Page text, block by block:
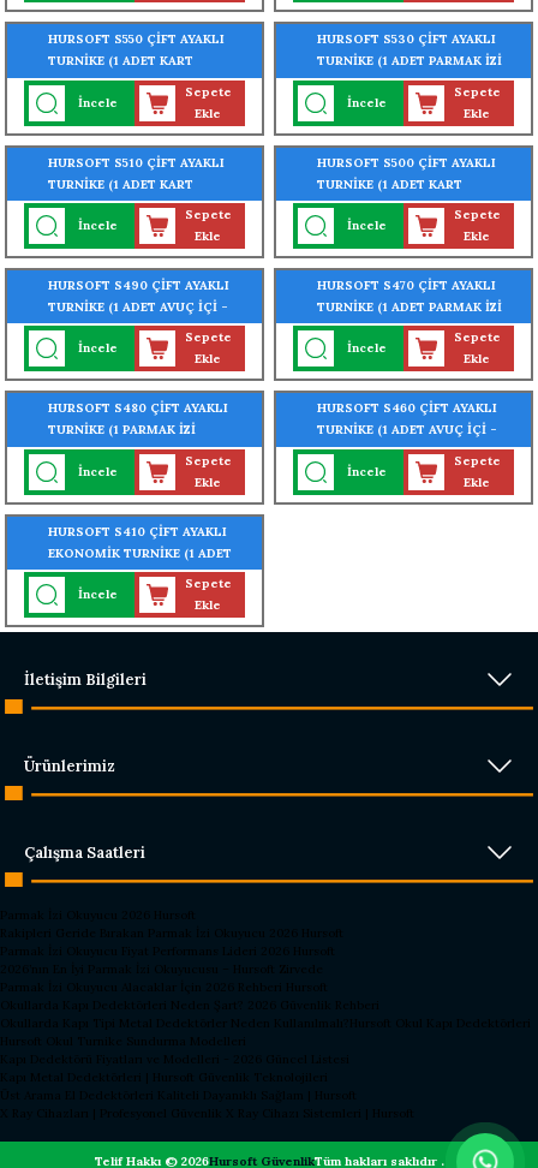
HURSOFT S550 ÇİFT AYAKLI
TURNİKE (1 ADET KART
OKUYUCU TURNİKEYE
MONTELİ)
İncele
Sepete
Ekle
HURSOFT S530 ÇİFT AYAKLI
TURNİKE (1 ADET PARMAK İZİ
OKUYUCU TURNİKEYE
MONTELİ)
İncele
Sepete
Ekle
HURSOFT S510 ÇİFT AYAKLI
TURNİKE (1 ADET KART
OKUYUCU TURNİKEYE
MONTELİ)
İncele
Sepete
Ekle
HURSOFT S500 ÇİFT AYAKLI
TURNİKE (1 ADET KART
OKUYUCU TURNİKEYE
MONTELİ)
İncele
Sepete
Ekle
HURSOFT S490 ÇİFT AYAKLI
TURNİKE (1 ADET AVUÇ İÇİ -
PARMAK İZİ OKUYUCU
TURNİKEYE MONTELİ)
İncele
Sepete
Ekle
HURSOFT S470 ÇİFT AYAKLI
TURNİKE (1 ADET PARMAK İZİ
OKUYUCU TURNİKEYE
MONTELİ)
İncele
Sepete
Ekle
HURSOFT S480 ÇİFT AYAKLI
TURNİKE (1 PARMAK İZİ
OKUYUCU TURNİKEYE
MONTELİ)
İncele
Sepete
Ekle
HURSOFT S460 ÇİFT AYAKLI
TURNİKE (1 ADET AVUÇ İÇİ -
PARMAK İZİ OKUYUCU
TURNİKEYE MONTELİ)
İncele
Sepete
Ekle
HURSOFT S410 ÇİFT AYAKLI
EKONOMİK TURNİKE (1 ADET
PARMAK İZİ OKUYUCU
TURNİKEYE MONTELİ)
İncele
Sepete
Ekle
İletişim Bilgileri
Ürünlerimiz
Çalışma Saatleri
Parmak İzi Okuyucu 2026 Hursoft
Rakipleri Geride Bırakan Parmak İzi Okuyucu 2026 Hursoft
Parmak İzi Okuyucu Fiyat Performans Lideri 2026 Hursoft
2026’nın En İyi Parmak İzi Okuyucusu – Hursoft Zirvede
Parmak İzi Okuyucu Alacaklar İçin 2026 Rehberi Hursoft
Okullarda Kapı Dedektörleri Neden Şart? 2026 Güvenlik Rehberi
Okullarda Kapı Tipi Metal Dedektörler Neden Kullanılmalı?Hursoft Okul Kapı Dedektörleri
Hursoft Okul Turnike Sundurma Modelleri
Kapı Dedektörü Fiyatları ve Modelleri - 2026 Güncel Listesi
Kapı Metal Dedektörleri | Hursoft Güvenlik Teknolojileri
Üst Arama El Dedektörleri Kaliteli Dayanıklı Sağlam | Hursoft
X Ray Cihazları | Profesyonel Güvenlik X Ray Cihazı Sistemleri | Hursoft
Telif Hakkı © 2026Hursoft GüvenlikTüm hakları saklıdır .